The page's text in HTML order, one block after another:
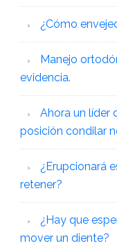
¿Cómo
Manejo
evidencia.
Ahora un líder
posición condilar
¿Erupcionará
retener?
¿Hay que
mover un diente?